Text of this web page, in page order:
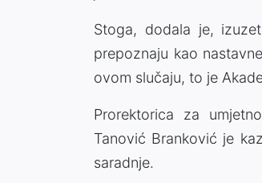
Stoga, dodala je,
prepoznaju kao
ovom slučaju, to je
Prorektorica za
Tanović Branković je
saradnje.